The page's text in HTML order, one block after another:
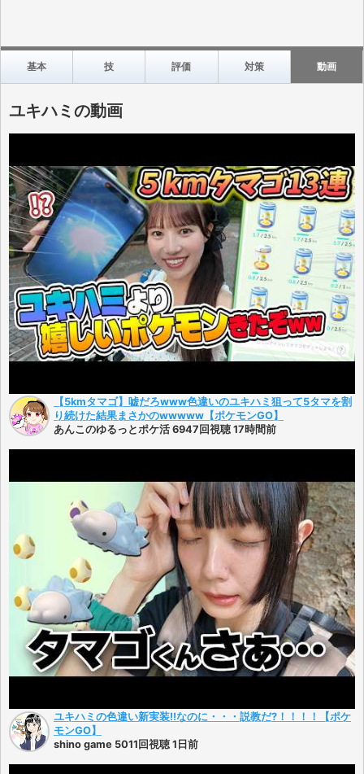
基本 技 評価 対策 動画
ユキハミの動画
【5kmタマゴ】嘘だろwww色違いのユキハミ狙って5タマを割
り続けた結果まさかのwwwww【ポケモンGO】
あんこのゆるっとポケ活 6947回視聴 17時間前
ユキハミの色違い新実装!!なのに・・・説教だ?！！！！【ポケ
モンGO】
shino game 5011回視聴 1日前